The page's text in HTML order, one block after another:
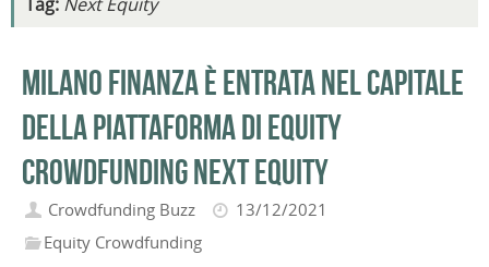
Milano Finanza è entrata nel capitale
della piattaforma di equity
crowdfunding Next Equity
Crowdfunding Buzz
13/12/2021
Equity Crowdfunding